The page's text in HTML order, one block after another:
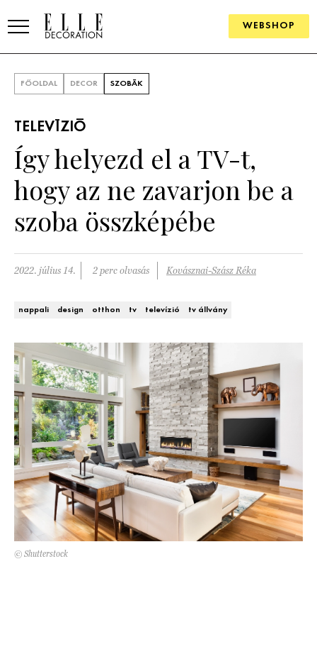
WEBSHOP
SZOBÁK
Konyha
Fürdőszoba
Nappali
ÖTLETEK
Szállodák és vendégházak WEBSHOP
FŐOLDAL DECOR SZOBÁK
TELEVÍZIÓ
Így helyezd el a TV-t,
hogy az ne zavarjon be a
szoba összképébe
2022. július 14. 2 perc olvasás Kovásznai-Szász Réka
nappali design otthon tv televízió tv állvány
© Shutterstock